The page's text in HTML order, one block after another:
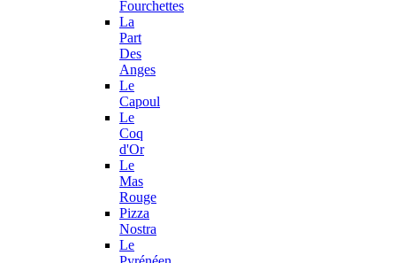
Fourchettes
La
Part
Des
Anges
Le
Capoul
Le
Coq
d'Or
Le
Mas
Rouge
Pizza
Nostra
Le